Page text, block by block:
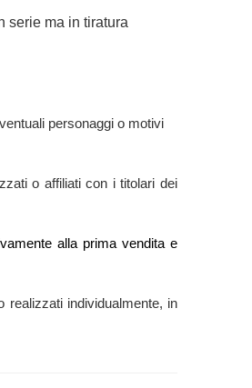
serie ma in tiratura
personaggi o motivi
o affiliati con i titolari dei
alla prima vendita e
realizzati individualmente, in